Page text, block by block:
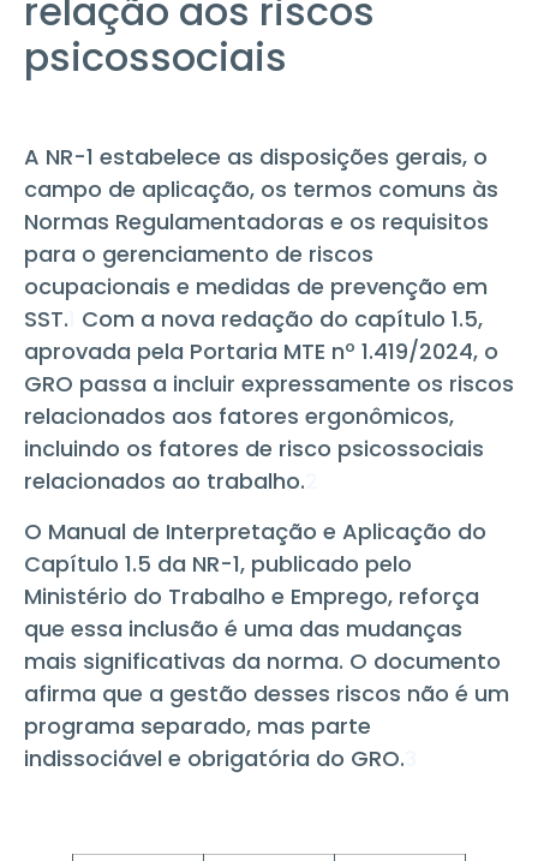
relação aos riscos
psicossociais
A NR-1 estabelece as disposições gerais, o
campo de aplicação, os termos comuns às
Normas Regulamentadoras e os requisitos
para o gerenciamento de riscos
ocupacionais e medidas de prevenção em
SST. Com a nova redação do capítulo 1.5,
aprovada pela Portaria MTE nº 1.419/2024, o
GRO passa a incluir expressamente os riscos
relacionados aos fatores ergonômicos,
incluindo os fatores de risco psicossociais
relacionados ao trabalho.
O Manual de Interpretação e Aplicação do
Capítulo 1.5 da NR-1, publicado pelo
Ministério do Trabalho e Emprego, reforça
que essa inclusão é uma das mudanças
mais significativas da norma. O documento
afirma que a gestão desses riscos não é um
programa separado, mas parte
indissociável e obrigatória do GRO.